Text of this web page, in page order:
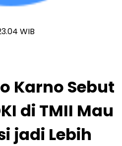
WIB
Karno Sebut
di TMII Mau
jadi Lebih